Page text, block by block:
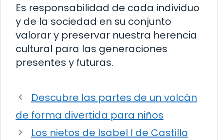
Es responsabilidad de cada individuo
y de la sociedad en su conjunto
valorar y preservar nuestra herencia
cultural para las generaciones
presentes y futuras.
Descubre las partes de un volcán
de forma divertida para niños
Los nietos de Isabel I de Castilla